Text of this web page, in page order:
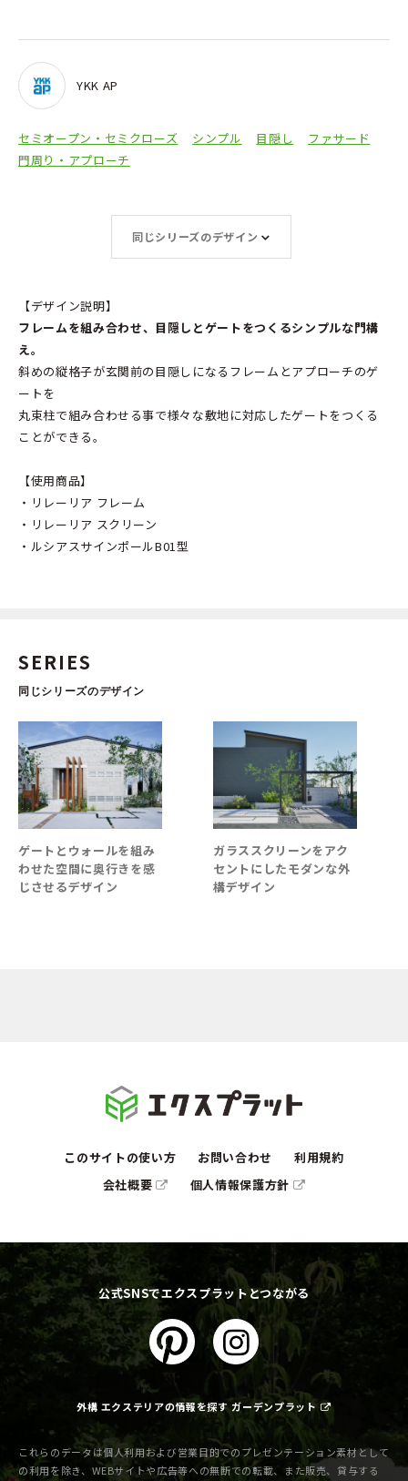
YKK AP
セミオープン・セミクローズ シンプル 目隠し
ファサード
門周り・アプローチ
同じシリーズのデザイン
【デザイン説明】
フレームを組み合わせ、目隠しとゲートをつくるシンプルな門構
え。
斜めの縦格子が玄関前の目隠しになるフレームとアプローチのゲ
ートを
丸束柱で組み合わせる事で様々な敷地に対応したゲートをつくる
ことができる。
【使用商品】
・リレーリア フレーム
・リレーリア スクリーン
・ルシアスサインポールB01型
SERIES
同じシリーズのデザイン
ゲートとウォールを組み
わせた空間に奥行きを感
じさせるデザイン
ガラススクリーンをアク
セントにしたモダンな外
構デザイン
このサイトの使い方 お問い合わせ
利用規約
会社概要
個人情報保護方針
公式SNSでエクスプラットとつながる
外構 エクステリアの情報を探す ガーデンプラット
これらのデータは個人利用および営業目的でのプレゼンテーション素材として
の利用を除き、WEBサイトや広告等への無断での転載、また販売、貸与する